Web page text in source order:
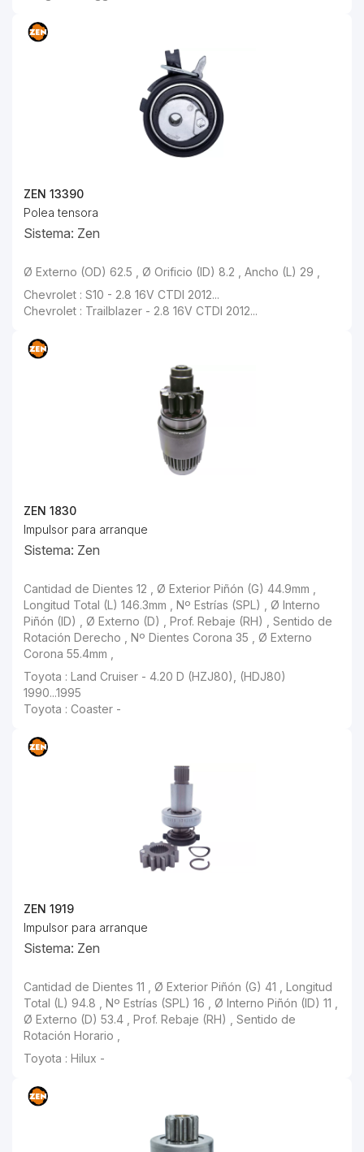
ZEN 13390
Polea tensora
Sistema: Zen
Ø Externo (OD) 62.5 , Ø Orificio (ID) 8.2 , Ancho (L) 29 ,
Chevrolet : S10 - 2.8 16V CTDI 2012...
Chevrolet : Trailblazer - 2.8 16V CTDI 2012...
ZEN 1830
Impulsor para arranque
Sistema: Zen
Cantidad de Dientes 12 , Ø Exterior Piñón (G) 44.9mm ,
Longitud Total (L) 146.3mm , Nº Estrías (SPL) , Ø Interno
Piñón (ID) , Ø Externo (D) , Prof. Rebaje (RH) , Sentido de
Rotación Derecho , Nº Dientes Corona 35 , Ø Externo
Corona 55.4mm ,
Toyota : Land Cruiser - 4.20 D (HZJ80), (HDJ80)
1990...1995
Toyota : Coaster -
ZEN 1919
Impulsor para arranque
Sistema: Zen
Cantidad de Dientes 11 , Ø Exterior Piñón (G) 41 , Longitud
Total (L) 94.8 , Nº Estrías (SPL) 16 , Ø Interno Piñón (ID) 11 ,
Ø Externo (D) 53.4 , Prof. Rebaje (RH) , Sentido de
Rotación Horario ,
Toyota : Hilux -